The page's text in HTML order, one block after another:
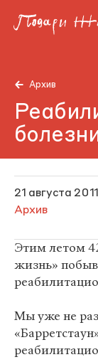
Архив
21 августа 2011
Архив
Этим летом
жизнь»
Мы уже не